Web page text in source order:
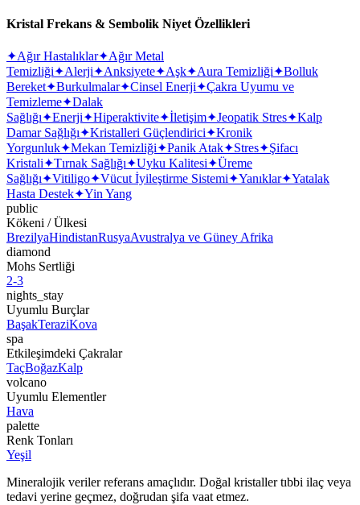
Kristal Frekans & Sembolik Niyet Özellikleri
✦Ağır Hastalıklar✦Ağır Metal
Temizliği✦Alerji✦Anksiyete✦Aşk✦Aura Temizliği✦Bolluk
Bereket✦Burkulmalar✦Cinsel Enerji✦Çakra Uyumu ve
Temizleme✦Dalak
Sağlığı✦Enerji✦Hiperaktivite✦İletişim✦Jeopatik Stres✦Kalp
Damar Sağlığı✦Kristalleri Güçlendirici✦Kronik
Yorgunluk✦Mekan Temizliği✦Panik Atak✦Stres✦Şifacı
Kristali✦Tırnak Sağlığı✦Uyku Kalitesi✦Üreme
Sağlığı✦Vitiligo✦Vücut İyileştirme Sistemi✦Yanıklar✦Yatalak
Hasta Destek✦Yin Yang
public
Kökeni / Ülkesi
BrezilyaHindistanRusyaAvustralya ve Güney Afrika
diamond
Mohs Sertliği
2-3
nights_stay
Uyumlu Burçlar
BaşakTeraziKova
spa
Etkileşimdeki Çakralar
TaçBoğazKalp
volcano
Uyumlu Elementler
Hava
palette
Renk Tonları
Yeşil
Mineralojik veriler referans amaçlıdır. Doğal kristaller tıbbi ilaç veya
tedavi yerine geçmez, doğrudan şifa vaat etmez.